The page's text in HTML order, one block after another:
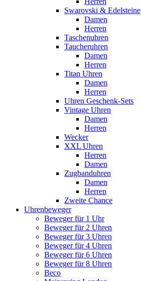
Swarovski & Edelsteine
Damen
Herren
Taschenuhren
Taucheruhren
Damen
Herren
Titan Uhren
Damen
Herren
Uhren Geschenk-Sets
Vintage Uhren
Damen
Herren
Wecker
XXL Uhren
Herren
Damen
Zugbanduhren
Damen
Herren
Zweite Chance
Uhrenbeweger
Beweger für 1 Uhr
Beweger für 2 Uhren
Beweger für 3 Uhren
Beweger für 4 Uhren
Beweger für 6 Uhren
Beweger für 8 Uhren
Beco